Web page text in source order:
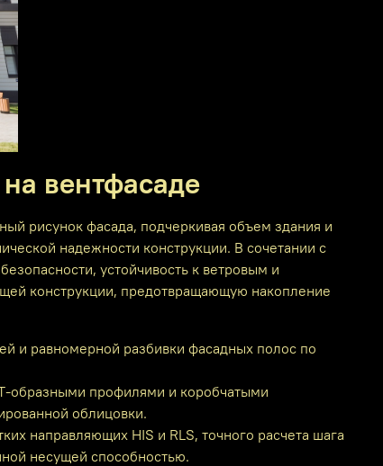
вентфасаде
рисунок фасада, подчеркивая объем здания и
надежности конструкции. В сочетании с
устойчивость к ветровым и
конструкции, предотвращающую накопление
и равномерной разбивки фасадных полос по
профилями и коробчатыми
облицовки.
направляющих HIS и RLS, точного расчета шага
несущей способностью.